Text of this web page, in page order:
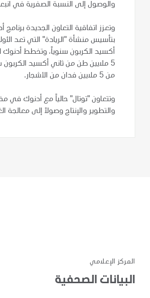
والوصول إلى النسبة الصفرية في
وتعزز اتفاقية التعاون الجديدة
من 5 ملايين فدان من الأشجار.
وتتعاون "توتال" حالياً مع أدنوك في
والتطوير والإنتاج وصولاً إلى معالجة
المركز الإعلامي
البيانات الصحفية